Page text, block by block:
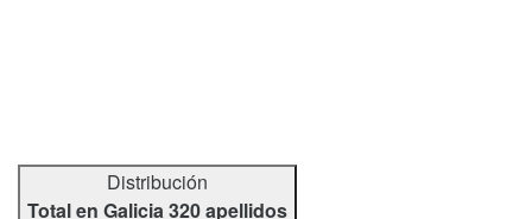
Distribución
Total en Galicia 320 apellidos